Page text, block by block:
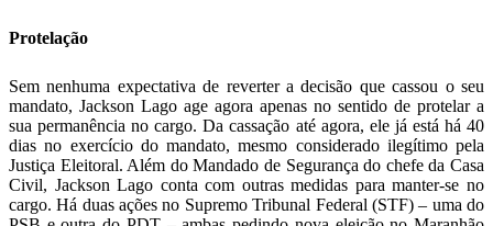
Protelação
Sem nenhuma expectativa de reverter a decisão que cassou o seu
mandato, Jackson Lago age agora apenas no sentido de protelar a
sua permanência no cargo. Da cassação até agora, ele já está há 40
dias no exercício do mandato, mesmo considerado ilegítimo pela
Justiça Eleitoral. Além do Mandado de Segurança do chefe da Casa
Civil, Jackson Lago conta com outras medidas para manter-se no
cargo. Há duas ações no Supremo Tribunal Federal (STF) – uma do